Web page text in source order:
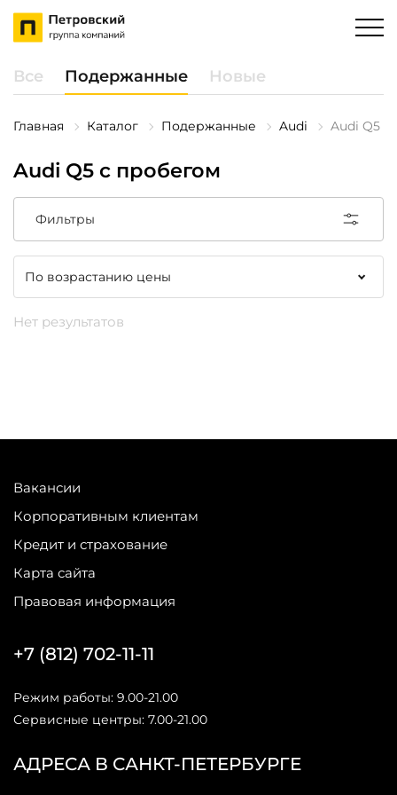
Все Подержанные Новые
Главная Каталог Подержанные Audi Audi Q5
Audi Q5 с пробегом
Фильтры
Нет результатов
Вакансии
Корпоративным клиентам
Кредит и страхование
Карта сайта
Правовая информация
АДРЕСА В САНКТ-ПЕТЕРБУРГЕ
+7 (812) 702-11-11
Режим работы: 9.00-21.00
Сервисные центры: 7.00-21.00